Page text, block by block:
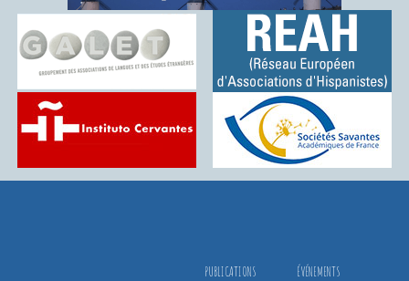
ÉVÉNEMENTS
PUBLICATIONS